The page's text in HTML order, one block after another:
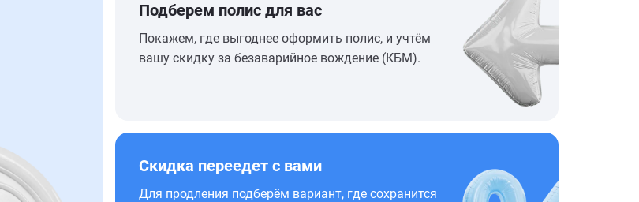
Подберем полис для вас
Покажем, где выгоднее оформить полис, и учтём
вашу скидку за безаварийное вождение (КБМ).
Скидка переедет с вами
Для продления подберём вариант, где сохранится